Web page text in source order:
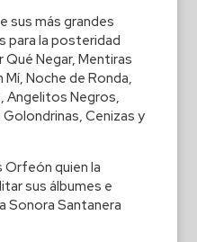
sus más grandes
para la posteridad
Negar, Mentiras
Noche de Ronda,
Angelitos Negros,
Cenizas y
Orfeón quien la
sus álbumes e
Sonora Santanera